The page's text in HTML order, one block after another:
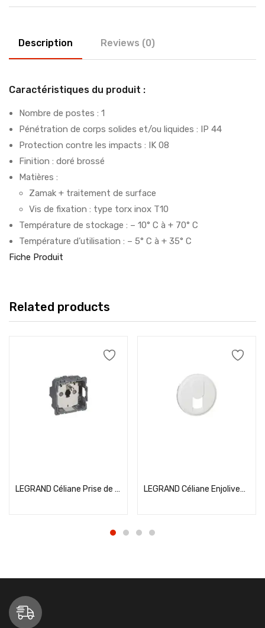
Description Reviews (0)
Caractéristiques du produit :
Nombre de postes : 1
Pénétration de corps solides et/ou liquides : IP 44
Protection contre les impacts : IK 08
Finition : doré brossé
Matières :
Zamak + traitement de surface
Vis de fixation : type torx inox T10
Température de stockage : – 10° C à + 70° C
Température d’utilisation : – 5° C à + 35° C
Fiche Produit
Related products
LEGRAND Céliane Prise de courant 2P+T – 067111 LEGRAND Céliane Enjoliveur prise RJ45 et téléphone blanc – 068237